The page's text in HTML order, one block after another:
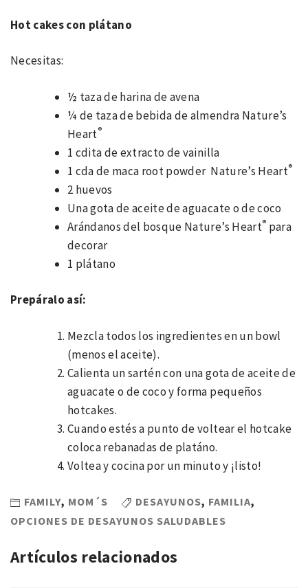
Hot cakes con plátano
Necesitas:
½ taza de harina de avena
¼ de taza de bebida de almendra Nature’s
Heart®
1 cdita de extracto de vainilla
1 cda de maca root powder Nature’s Heart®
2 huevos
Una gota de aceite de aguacate o de coco
Arándanos del bosque Nature’s Heart® para
decorar
1 plátano
Prepáralo así:
Mezcla todos los ingredientes en un bowl
(menos el aceite).
Calienta un sartén con una gota de aceite de
aguacate o de coco y forma pequeños
hotcakes.
Cuando estés a punto de voltear el hotcake
coloca rebanadas de platáno.
Voltea y cocina por un minuto y ¡listo!
FAMILY, MOM´S DESAYUNOS, FAMILIA,
OPCIONES DE DESAYUNOS SALUDABLES
Artículos relacionados